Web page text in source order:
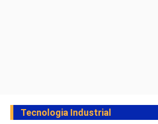
Tecnologia Industrial